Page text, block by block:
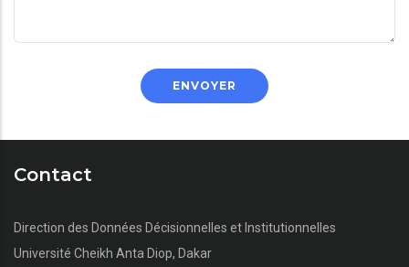
Contact
Direction des Données Décisionnelles et Institutionnelles
Université Cheikh Anta Diop, Dakar